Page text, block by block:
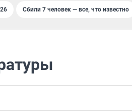
Сбили 7 человек — все, что известно